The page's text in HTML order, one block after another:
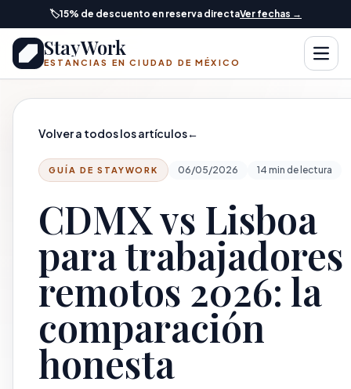
Saltar al contenido principal
🏷️15% de descuento en reserva directaVer fechas →
StayWork
ESTANCIAS EN CIUDAD DE MÉXICO Abrir
Volver a todos los artículos←
GUÍA DE STAYWORK 06/05/2026 14 min de lectura
CDMX vs Lisboa
para trabajadores
remotos 2026: la
comparación
honesta